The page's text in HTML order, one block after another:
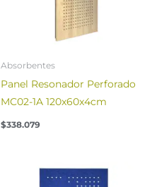
Absorbentes
Panel Resonador Perforado
MC02-1A 120x60x4cm
$338.079
Price
range: